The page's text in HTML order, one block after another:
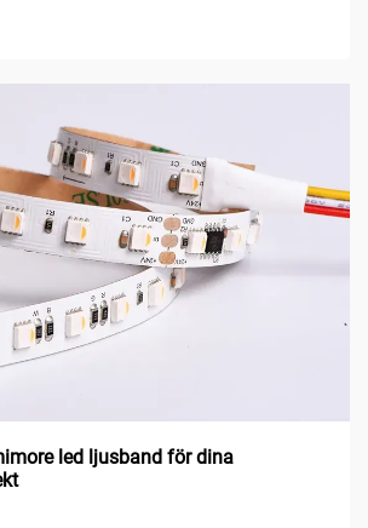
led ljusband för dina